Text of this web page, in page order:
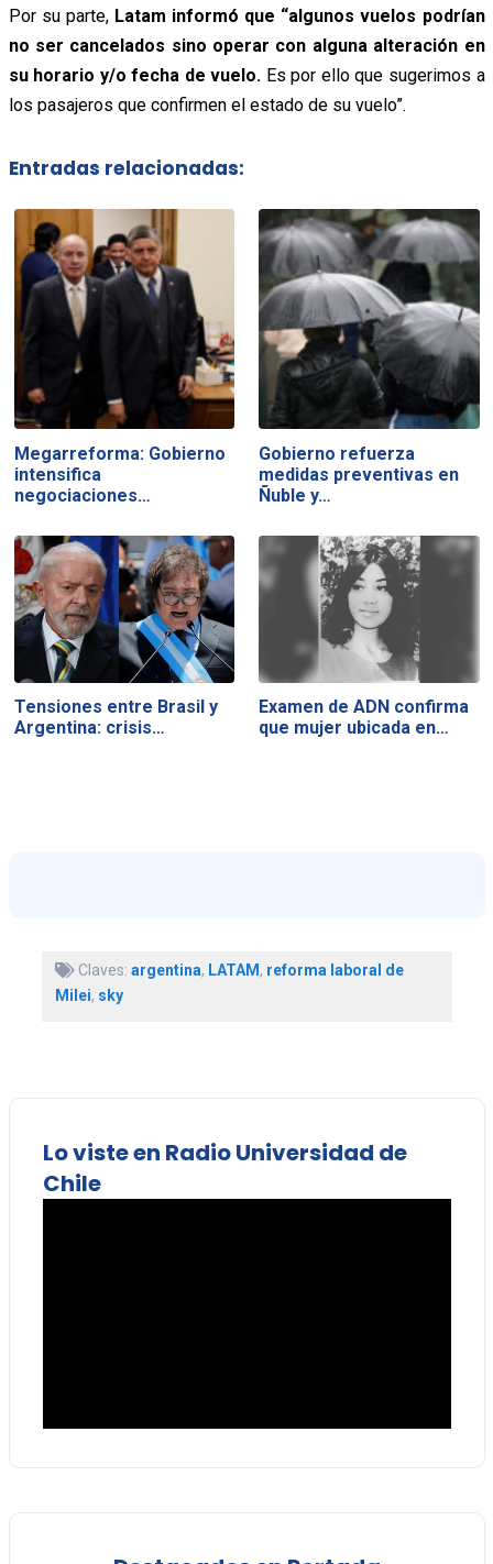
Por su parte,Latam informó que “algunos vuelos podrían
no ser cancelados sino operar con alguna alteración en
su horario y/o fecha de vuelo. Es por ello que sugerimos a
los pasajeros que confirmen el estado de su vuelo”.
Entradas relacionadas:
Megarreforma: Gobierno
intensifica
negociaciones…
Gobierno refuerza
medidas preventivas en
Ñuble y…
Tensiones entre Brasil y
Argentina: crisis…
Examen de ADN confirma
que mujer ubicada en…
Claves: argentina, LATAM , reforma laboral de
Milei, sky
Lo viste en Radio Universidad de
Chile